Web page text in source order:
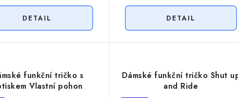
funkční tričko s
Vlastní pohon
Dámské funkční tričko Shut
and Ride